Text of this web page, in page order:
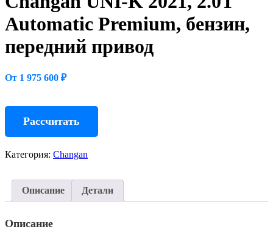
Automatic Premium, бензин,
передний привод
От 1 975 600 ₽
Рассчитать
Категория: Changan
Описание Детали
Описание